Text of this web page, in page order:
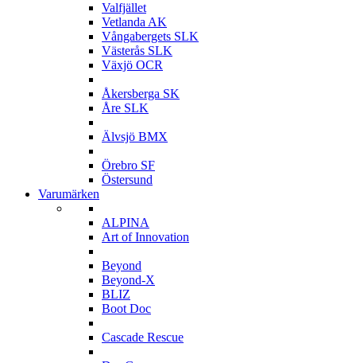
Valfjället
Vetlanda AK
Vångabergets SLK
Västerås SLK
Växjö OCR
Åkersberga SK
Åre SLK
Älvsjö BMX
Örebro SF
Östersund
Varumärken
ALPINA
Art of Innovation
Beyond
Beyond-X
BLIZ
Boot Doc
Cascade Rescue